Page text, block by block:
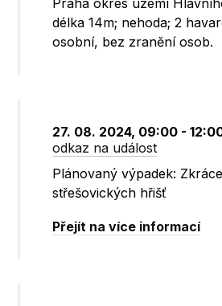
Praha okres území
délka 14m; nehoda; 2
osobní, bez zranění osob.
27. 08. 2024, 09:00 -
odkaz na událost
Plánovaný výpadek:
střešovických hřišť
Přejít na více informací